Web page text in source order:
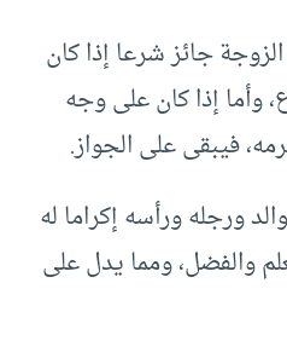
جائز شرعا إذا كان
وأما إذا كان على وجه
فيبقى على الجواز.
ورجله ورأسه إكراما له
والفضل، ومما يدل على